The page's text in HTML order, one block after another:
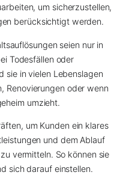
um sicherzustellen,
berücksichtigt werden.
seien nur in
Todesfällen oder
sie in vielen Lebenslagen
Renovierungen oder wenn
umzieht.
um Kunden ein klares
und dem Ablauf
vermitteln. So können sie
sich darauf einstellen.